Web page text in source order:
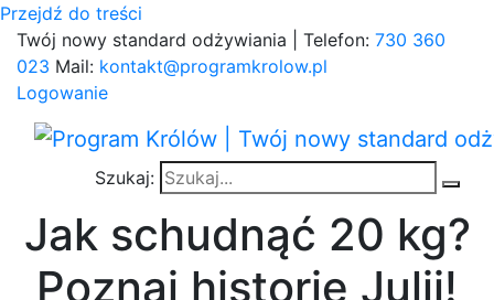
Przejdź do treści
Twój nowy standard odżywiania | Telefon: 730 360
023 Mail: kontakt@programkrolow.pl
Logowanie
Szukaj:
Jak schudnąć 20 kg?
Poznaj historię Julii!